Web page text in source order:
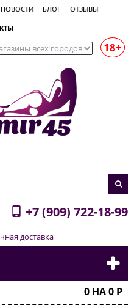
НОВОСТИ БЛОГ ОТЗЫВЫ
18+
+7 (909) 722-18-99
доставка
0 НА0 Р